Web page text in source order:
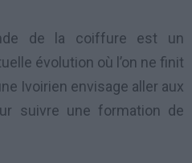
de la coiffure est un
évolution où l’on ne finit
Ivoirien envisage aller aux
suivre une formation de